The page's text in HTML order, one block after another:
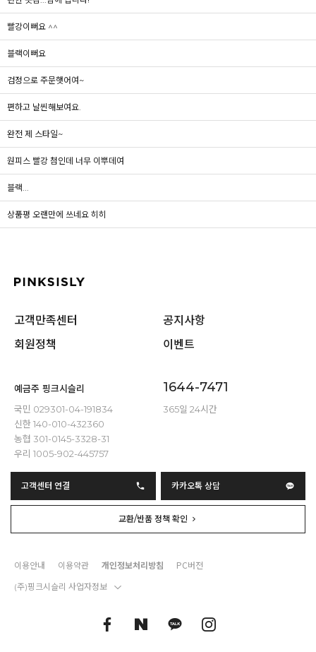
빨강이뻐요 ^^
블랙이뻐요
검정으로 주문햇어여~
편하고 날씬해보여요.
완전 제 스타일~
원피스 빨강 첨인데 너무 이뿌데여
블랙...
상품평 오랜만에 쓰네요 히히
고객만족센터
공지사항
회원정책
이벤트
예금주 핑크시슬리
국민 029301-04-191834
신한 140-010-432360
농협 301-0145-3328-31
우리 1005-902-445757
1644-7471
365일 24시간
고객센터 연결 카카오톡 상담
교환/반품 정책 확인
이용안내 이용약관 개인정보처리방침 PC버전
(주)핑크시슬리 사업자정보